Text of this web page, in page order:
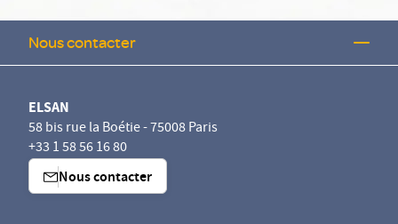
Nous contacter
ELSAN
58 bis rue la Boétie - 75008 Paris
+33 1 58 56 16 80
Nous contacter